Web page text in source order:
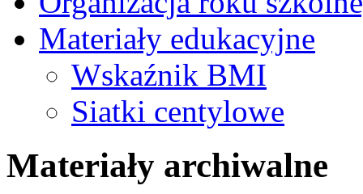
Materiały edukacyjne
Wskaźnik BMI
Siatki centylowe
Materiały archiwalne